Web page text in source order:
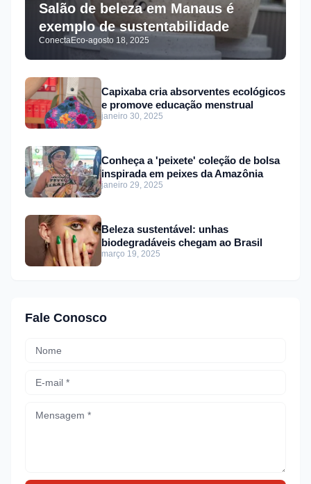
Salão de beleza em Manaus é
exemplo de sustentabilidade
ConectaEco-agosto 18, 2025
Capixaba cria absorventes ecológicos
e promove educação menstrual
janeiro 30, 2025
Conheça a 'peixete' coleção de bolsa
inspirada em peixes da Amazônia
janeiro 29, 2025
Beleza sustentável: unhas
biodegradáveis chegam ao Brasil
março 19, 2025
Fale Conosco